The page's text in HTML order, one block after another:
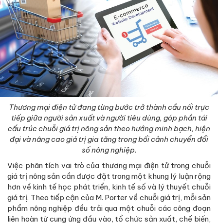
Thương mại điện tử đang từng bước trở thành cầu nối trực
tiếp giữa người sản xuất và người tiêu dùng, góp phần tái
cấu trúc chuỗi giá trị nông sản theo hướng minh bạch, hiện
đại và nâng cao giá trị gia tăng trong bối cảnh chuyển đổi
số nông nghiệp.
Việc phân tích vai trò của thương mại điện tử trong chuỗi
giá trị nông sản cần được đặt trong một khung lý luận rộng
hơn về kinh tế học phát triển, kinh tế số và lý thuyết chuỗi
giá trị. Theo tiếp cận của M. Porter về chuỗi giá trị, mỗi sản
phẩm nông nghiệp đều trải qua một chuỗi các công đoạn
liên hoàn từ cung ứng đầu vào, tổ chức sản xuất, chế biến,